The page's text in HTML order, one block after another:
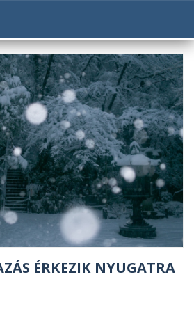
ÉRKEZIK NYUGATRA